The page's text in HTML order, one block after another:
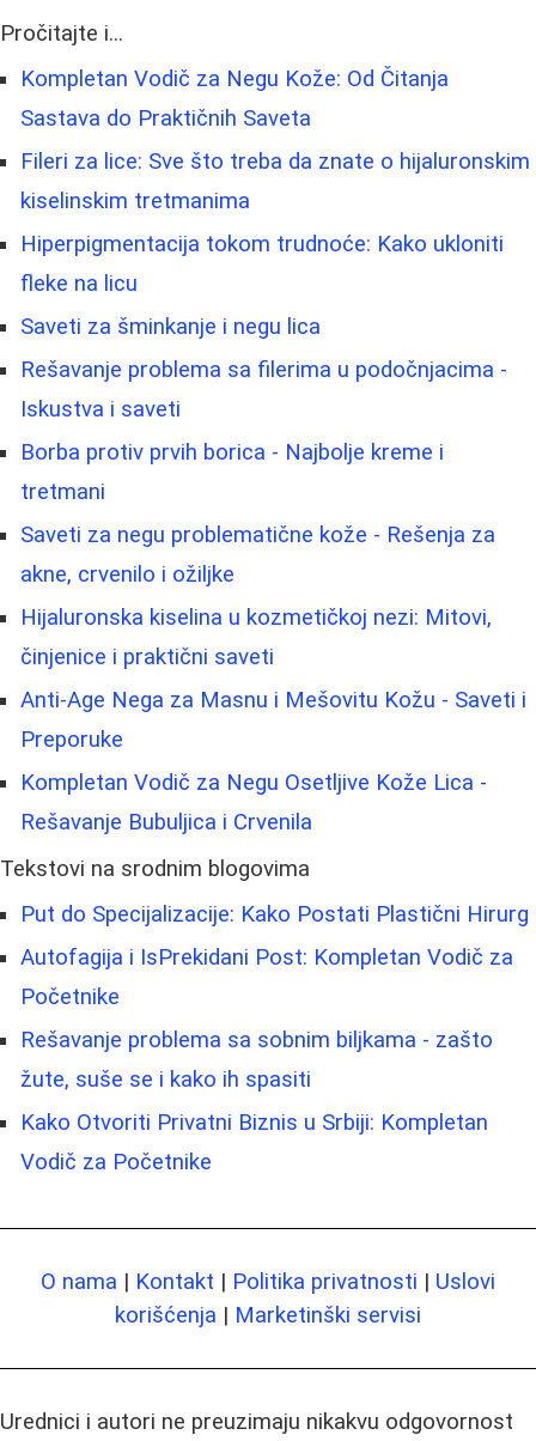
Pročitajte i...
Kompletan Vodič za Negu Kože: Od Čitanja
Sastava do Praktičnih Saveta
Fileri za lice: Sve što treba da znate o hijaluronskim
kiselinskim tretmanima
Hiperpigmentacija tokom trudnoće: Kako ukloniti
fleke na licu
Saveti za šminkanje i negu lica
Rešavanje problema sa filerima u podočnjacima -
Iskustva i saveti
Borba protiv prvih borica - Najbolje kreme i
tretmani
Saveti za negu problematične kože - Rešenja za
akne, crvenilo i ožiljke
Hijaluronska kiselina u kozmetičkoj nezi: Mitovi,
činjenice i praktični saveti
Anti-Age Nega za Masnu i Mešovitu Kožu - Saveti i
Preporuke
Kompletan Vodič za Negu Osetljive Kože Lica -
Rešavanje Bubuljica i Crvenila
Tekstovi na srodnim blogovima
Put do Specijalizacije: Kako Postati Plastični Hirurg
Autofagija i IsPrekidani Post: Kompletan Vodič za
Početnike
Rešavanje problema sa sobnim biljkama - zašto
žute, suše se i kako ih spasiti
Kako Otvoriti Privatni Biznis u Srbiji: Kompletan
Vodič za Početnike
O nama | Kontakt | Politika privatnosti | Uslovi
korišćenja | Marketinški servisi
Urednici i autori ne preuzimaju nikakvu odgovornost